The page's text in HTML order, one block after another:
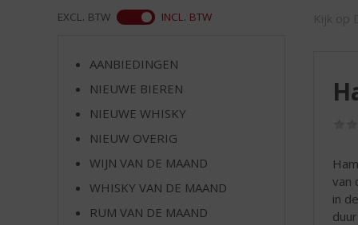
Kijk op
van
in
EXCL. BTW INCL. BTW
AANBIEDINGEN
NIEUWE BIEREN
NIEUWE WHISKY
NIEUW OVERIG
WIJN VAN DE MAAND
WHISKY VAN DE MAAND
RUM VAN DE MAAND